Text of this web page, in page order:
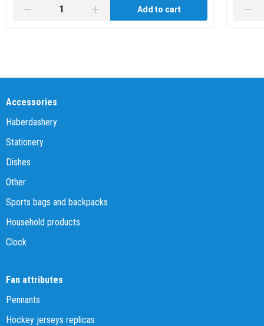
Add to cart
Accessories
Haberdashery
Stationery
Dishes
Other
Sports bags and backpacks
Household products
Clock
Fan attributes
Pennants
Hockey jerseys replicas